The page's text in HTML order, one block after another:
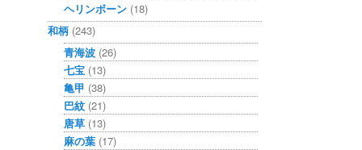
ヘリンボーン (18)
和柄 (243)
青海波 (26)
七宝 (13)
亀甲 (38)
巴紋 (21)
唐草 (13)
麻の葉 (17)